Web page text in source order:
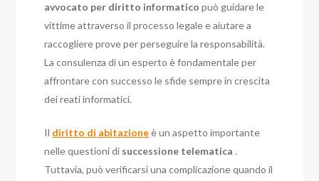
avvocato per diritto informatico può guidare le
vittime attraverso il processo legale e aiutare a
raccogliere prove per perseguire la responsabilità.
La consulenza di un esperto è fondamentale per
affrontare con successo le sfide sempre in crescita
dei reati informatici.
Il diritto di abitazioneè un aspetto importante
nelle questioni di successione telematica .
Tuttavia, può verificarsi una complicazione quando il